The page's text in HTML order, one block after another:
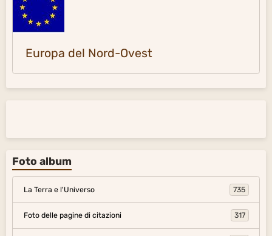
Europa del Nord-Ovest
Foto album
La Terra e l'Universo 735
Foto delle pagine di citazioni 317